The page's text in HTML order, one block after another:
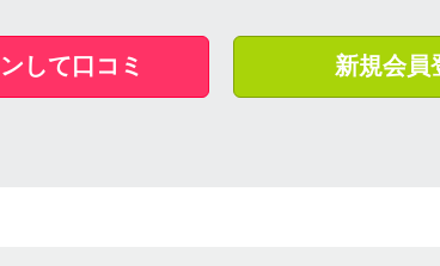
して口コミ 新規会員